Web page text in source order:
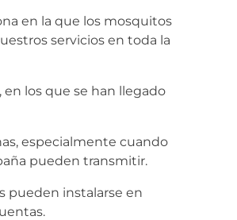
en la que los mosquitos
servicios en toda la
los que se han llegado
especialmente cuando
pueden transmitir.
pueden instalarse en